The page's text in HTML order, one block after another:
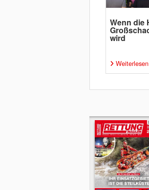
Wenn die
wird
Weiterlesen